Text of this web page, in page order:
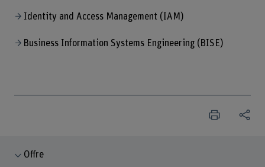
Identity and Access Management (IAM)
Business Information Systems Engineering (BISE)
Offre